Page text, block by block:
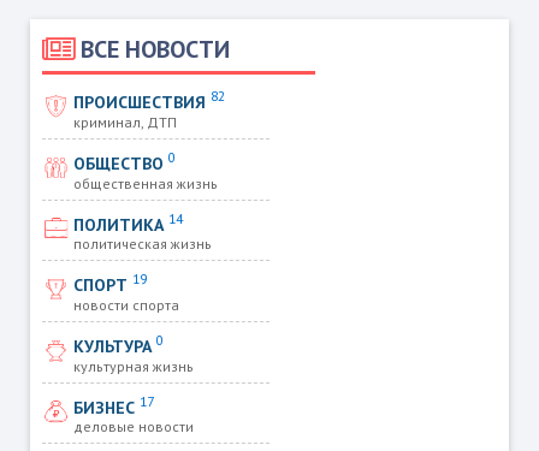
ВСЕ НОВОСТИ
ПРОИСШЕСТВИЯ 82
криминал, ДТП
ОБЩЕСТВО0
общественная жизнь
ПОЛИТИКА 14
политическая жизнь
СПОРТ 19
новости спорта
КУЛЬТУРА0
культурная жизнь
БИЗНЕС 17
деловые новости